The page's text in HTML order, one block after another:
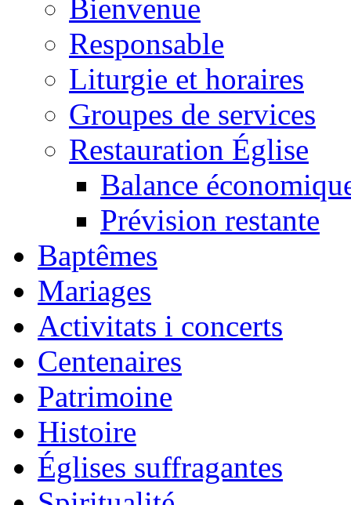
Bienvenue
Responsable
Liturgie et horaires
Groupes de services
Restauration Église
Balance
Prévision restante
Baptêmes
Mariages
Activitats i concerts
Centenaires
Patrimoine
Histoire
Églises suffragantes